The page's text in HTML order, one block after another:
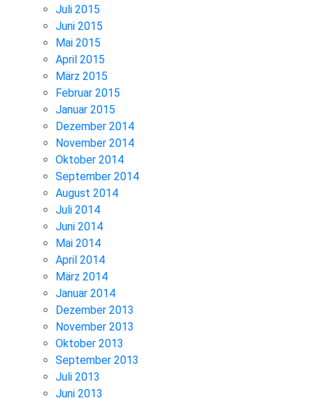
Juli 2015
Juni 2015
Mai 2015
April 2015
März 2015
Februar 2015
Januar 2015
Dezember 2014
November 2014
Oktober 2014
September 2014
August 2014
Juli 2014
Juni 2014
Mai 2014
April 2014
März 2014
Januar 2014
Dezember 2013
November 2013
Oktober 2013
September 2013
Juli 2013
Juni 2013